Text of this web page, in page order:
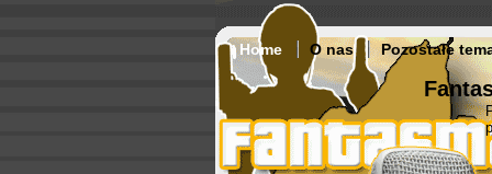
Home O nas Pozostałe